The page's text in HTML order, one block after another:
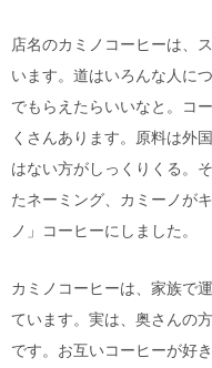
店名のカミノコーヒーは、
います。道はいろんな人に
でもらえたらいいなと。コ
くさんあります。原料は外
はない方がしっくりくる。
たネーミング、カミーノが
ノ」コーヒーにしました。
カミノコーヒーは、家族で
ています。実は、奥さんの
です。お互いコーヒーが好